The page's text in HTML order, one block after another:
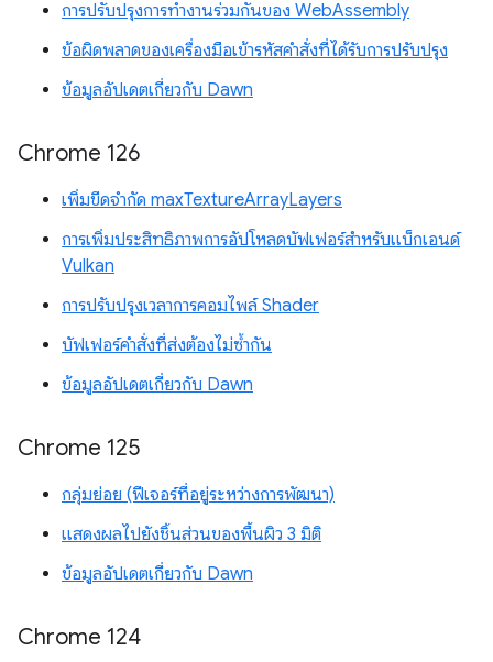
การปรับปรุงการทำงานร่วมกันของ WebAssembly
ข้อผิดพลาดของเครื่องมือเข้ารหัสคำสั่งที่ได้รับการปรับปรุง
ข้อมูลอัปเดตเกี่ยวกับ Dawn
Chrome 126
เพิ่มขีดจำกัด maxTextureArrayLayers
การเพิ่มประสิทธิภาพการอัปโหลดบัฟเฟอร์สำหรับแบ็กเอนด์
Vulkan
การปรับปรุงเวลาการคอมไพล์ Shader
บัฟเฟอร์คำสั่งที่ส่งต้องไม่ซ้ำกัน
ข้อมูลอัปเดตเกี่ยวกับ Dawn
Chrome 125
กลุ่มย่อย (ฟีเจอร์ที่อยู่ระหว่างการพัฒนา)
แสดงผลไปยังชิ้นส่วนของพื้นผิว 3 มิติ
ข้อมูลอัปเดตเกี่ยวกับ Dawn
Chrome 124